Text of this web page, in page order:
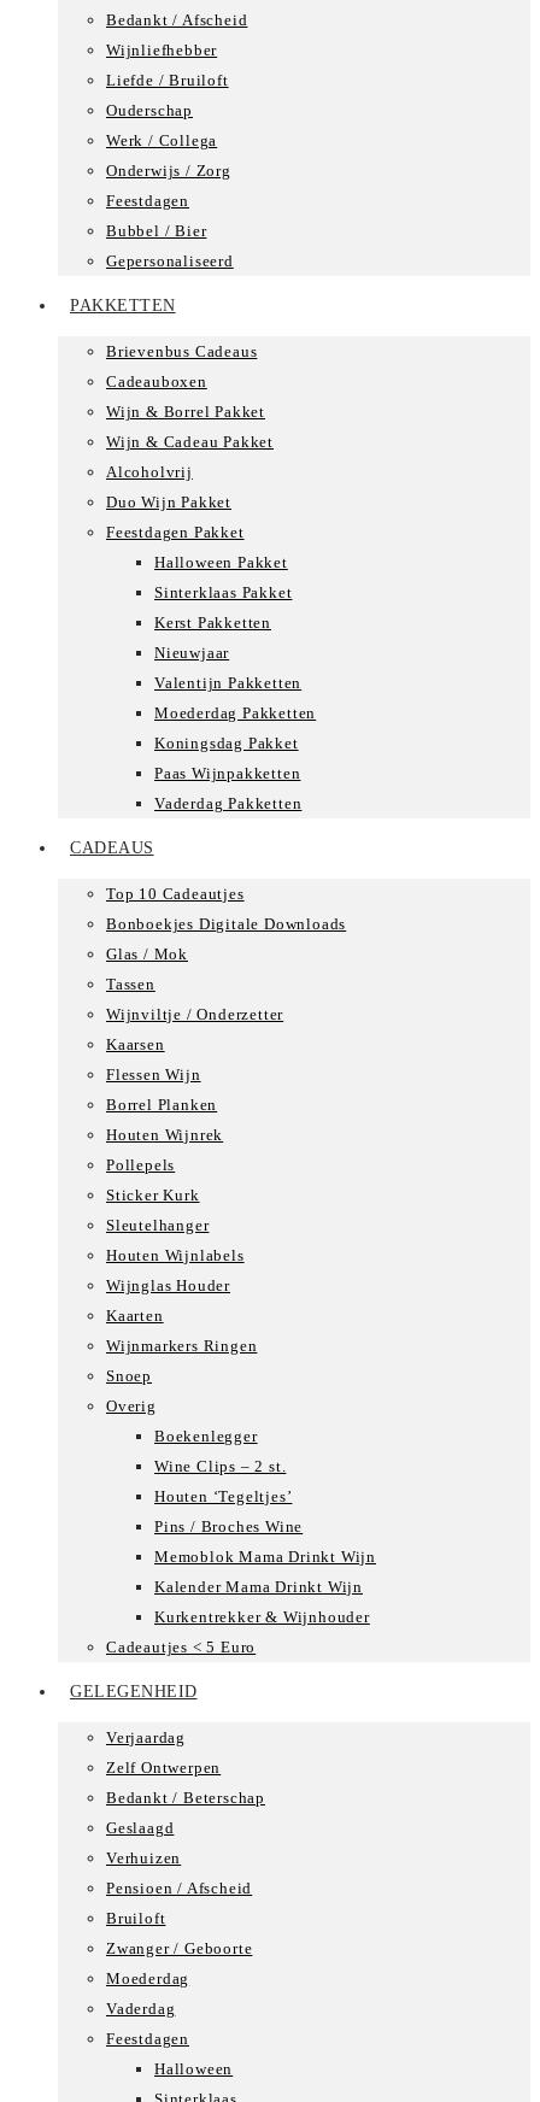
Bedankt / Afscheid
Wijnliefhebber
Liefde / Bruiloft
Ouderschap
Werk / Collega
Onderwijs / Zorg
Feestdagen
Bubbel / Bier
Gepersonaliseerd
PAKKETTEN
Brievenbus Cadeaus
Cadeauboxen
Wijn & Borrel Pakket
Wijn & Cadeau Pakket
Alcoholvrij
Duo Wijn Pakket
Feestdagen Pakket
Halloween Pakket
Sinterklaas Pakket
Kerst Pakketten
Nieuwjaar
Valentijn Pakketten
Moederdag Pakketten
Koningsdag Pakket
Paas Wijnpakketten
Vaderdag Pakketten
CADEAUS
Top 10 Cadeautjes
Bonboekjes Digitale Downloads
Glas / Mok
Tassen
Wijnviltje / Onderzetter
Kaarsen
Flessen Wijn
Borrel Planken
Houten Wijnrek
Pollepels
Sticker Kurk
Sleutelhanger
Houten Wijnlabels
Wijnglas Houder
Kaarten
Wijnmarkers Ringen
Snoep
Overig
Boekenlegger
Wine Clips – 2 st.
Houten ‘Tegeltjes’
Pins / Broches Wine
Memoblok Mama Drinkt Wijn
Kalender Mama Drinkt Wijn
Kurkentrekker & Wijnhouder
Cadeautjes < 5 Euro
GELEGENHEID
Verjaardag
Zelf Ontwerpen
Bedankt / Beterschap
Geslaagd
Verhuizen
Pensioen / Afscheid
Bruiloft
Zwanger / Geboorte
Moederdag
Vaderdag
Feestdagen
Halloween